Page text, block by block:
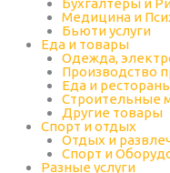
Бухгалтеры и
Медицина и
Бьюти услуги
Еда и товары
Одежда,
Производство
Еда и
Строительные
Другие товары
Спорт и отдых
Отдых и
Спорт и
Разные услуги